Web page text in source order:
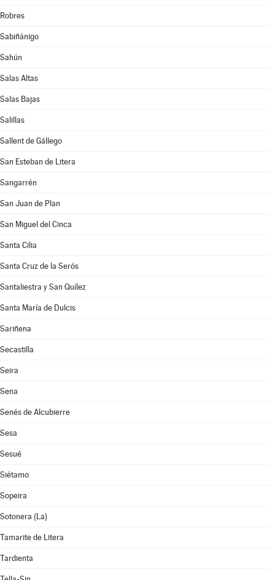
Robres
Sabiñánigo
Sahún
Salas Altas
Salas Bajas
Salillas
Sallent de Gállego
San Esteban de Litera
Sangarrén
San Juan de Plan
San Miguel del Cinca
Santa Cilia
Santa Cruz de la Serós
Santaliestra y San Quílez
Santa María de Dulcis
Sariñena
Secastilla
Seira
Sena
Senés de Alcubierre
Sesa
Sesué
Siétamo
Sopeira
Sotonera (La)
Tamarite de Litera
Tardienta